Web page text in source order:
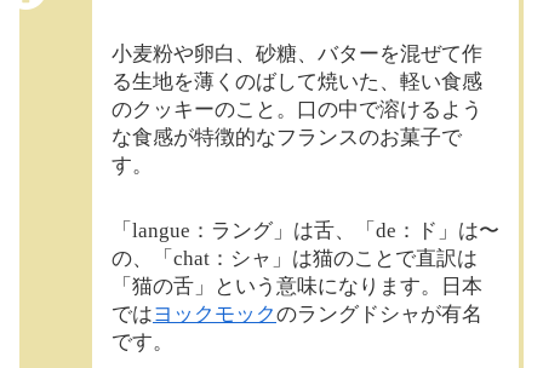
小麦粉や卵白、砂糖、バターを混ぜて作
る生地を薄くのばして焼いた、軽い食感
のクッキーのこと。口の中で溶けるよう
な食感が特徴的なフランスのお菓子で
す。
「langue：ラング」は舌、「de：ド」は〜
の、「chat：シャ」は猫のことで直訳は
「猫の舌」という意味になります。日本
ではヨックモックのラングドシャが有名
です。